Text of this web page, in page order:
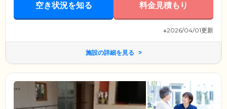
空き状況を知る 料金見積もり
※2026/04/01更新
施設の詳細を見る